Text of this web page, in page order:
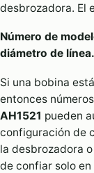
desbrozadora. El
Número de
diámetro de línea.
Si una bobina
entonces
AH1521 pueden
configuración de
la desbrozadora
de confiar solo